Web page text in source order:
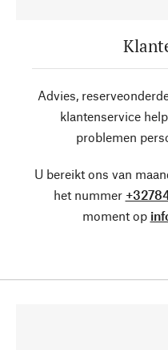
Advies,
klantenservice
problemen
U bereikt ons van
het nummer
moment op